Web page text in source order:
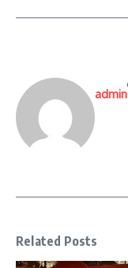
admin
Related Posts